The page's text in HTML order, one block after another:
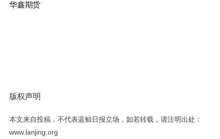
华鑫期货
版权声明
本文来自投稿，不代表蓝鲸日报立场，如若转载，请注明出处：
www.lanjing.org